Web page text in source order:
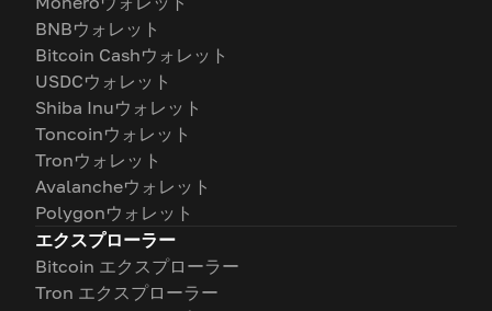
BNBウォレット
Bitcoin Cashウォレット
USDCウォレット
Shiba Inuウォレット
Toncoinウォレット
Tronウォレット
Avalancheウォレット
Polygonウォレット
エクスプローラー
Bitcoin エクスプローラー
Tron エクスプローラー